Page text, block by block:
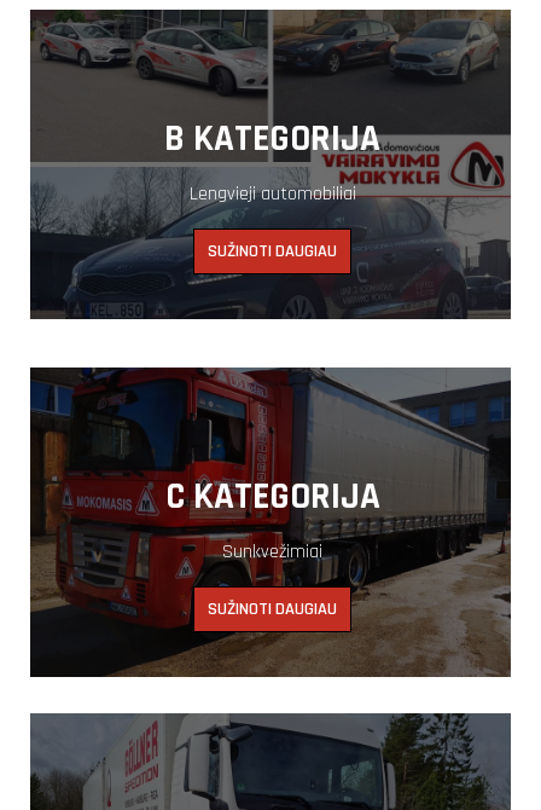
B KATEGORIJA
Lengvieji automobiliai
SUŽINOTI DAUGIAU
C KATEGORIJA
Sunkvežimiai
SUŽINOTI DAUGIAU